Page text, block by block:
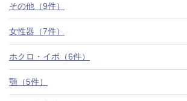
その他（9件）
女性器（7件）
ホクロ・イボ（6件）
顎（5件）